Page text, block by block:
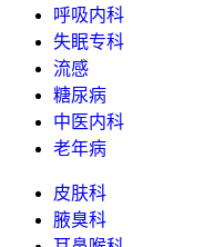
呼吸内科
失眠专科
流感
糖尿病
中医内科
老年病
皮肤科
腋臭科